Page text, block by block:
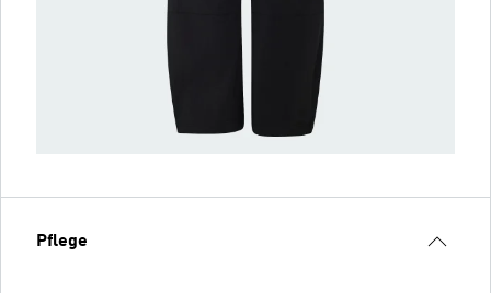
Pflege